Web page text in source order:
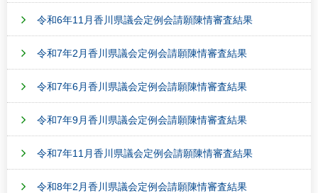
令和6年11月香川県議会定例会請願陳情審査結果
令和7年2月香川県議会定例会請願陳情審査結果
令和7年6月香川県議会定例会請願陳情審査結果
令和7年9月香川県議会定例会請願陳情審査結果
令和7年11月香川県議会定例会請願陳情審査結果
令和8年2月香川県議会定例会請願陳情審査結果